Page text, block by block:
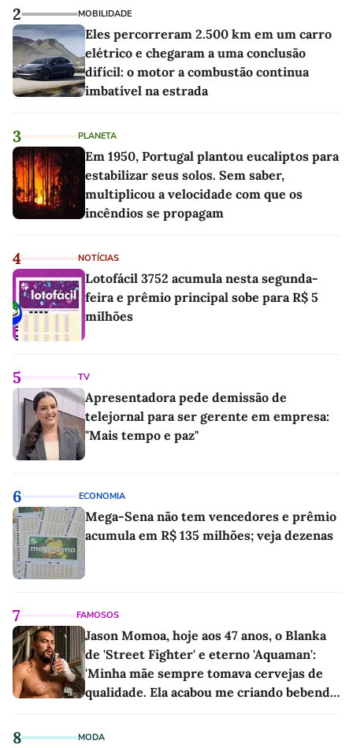
2 MOBILIDADE
Eles percorreram 2.500 km em um carro
elétrico e chegaram a uma conclusão
difícil: o motor a combustão continua
imbatível na estrada
3 PLANETA
Em 1950, Portugal plantou eucaliptos para
estabilizar seus solos. Sem saber,
multiplicou a velocidade com que os
incêndios se propagam
4 NOTÍCIAS
Lotofácil 3752 acumula nesta segunda-
feira e prêmio principal sobe para R$ 5
milhões
5 TV
Apresentadora pede demissão de
telejornal para ser gerente em empresa:
"Mais tempo e paz"
6 ECONOMIA
Mega-Sena não tem vencedores e prêmio
acumula em R$ 135 milhões; veja dezenas
7 FAMOSOS
Jason Momoa, hoje aos 47 anos, o Blanka
de 'Street Fighter' e eterno 'Aquaman':
'Minha mãe sempre tomava cervejas de
qualidade. Ela acabou me criando bebendo
8 MODA